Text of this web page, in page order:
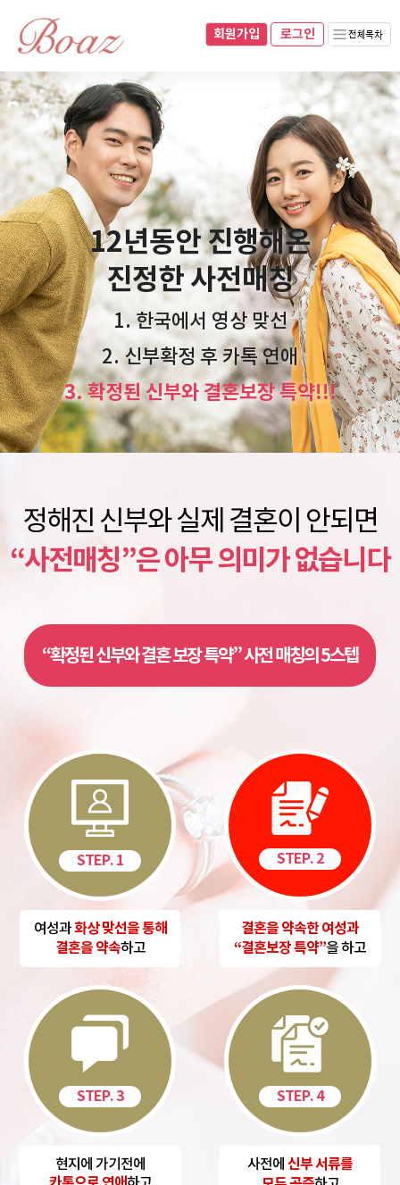
070-8281-0493
네이버블로그
로그인
회원가입 로그인
12년동안 진행해온
진정한 사전매칭
1. 한국에서 영상 맞선
2. 신부확정 후 카톡 연애
3. 확정된 신부와 결혼보장 특약!!!
정해진 신부와 실제 결혼이 안되면
“사전매칭”은 아무 의미가 없습니다
“확정된 신부와 결혼 보장 특약” 사전 매칭의 5스텝
STEP. 1
여성과화상 맞선을 통해
결혼을 약속하고
STEP. 2
결혼을 약속한 여성과
“결혼보장 특약”을 하고
STEP. 3
현지에 가기전에
STEP. 4
사전에 신부 서류를